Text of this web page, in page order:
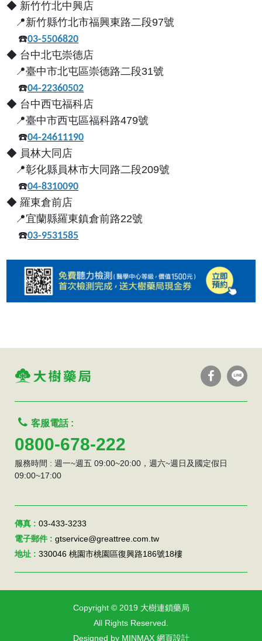
◆ 新竹竹北中興店
📍新竹縣竹北市福興東路二段97號
☎️03-5506820
◆ 台中北屯崇德店
📍臺中市北屯區崇德路二段31號
☎️04-22360502
◆ 台中西屯福科店
📍臺中市西屯區福科路479號
☎️04-24611190
◆ 員林大同 店
📍彰化縣員林市大同路二段209號
☎️04-8310090
◆羅東倉前店
📍宜蘭縣羅東鎮倉前路22號
☎️03-9531585
客服電話 :
0800-678-222
服務時間 : 週一~週五 09:00~20:00，週六~週日及國定假日
09:00~17:00
傳真 : 03-433-3233
電子郵件 : gtservice@greattree.com.tw
地址 : 330046 桃園市桃園區復興路186號18樓
Copyright © 2019 大樹連鎖藥局
All Rights Reserved.
Designed by MINMAX 網頁設計